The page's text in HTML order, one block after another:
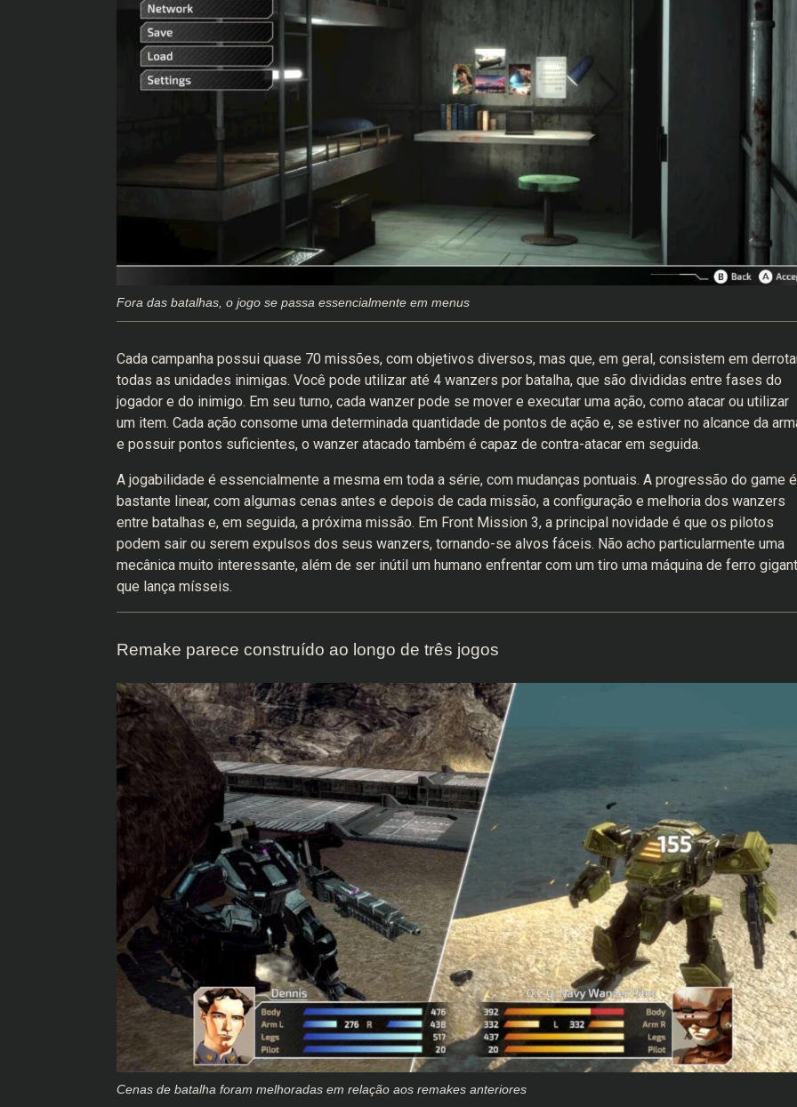
Fora das batalhas, o jogo se passa essencialmente em menus
Cada campanha possui quase 70 missões, com objetivos diversos, mas que, em geral, consistem em
todas as unidades inimigas. Você pode utilizar até 4 wanzers por batalha, que são divididas entre fases do
jogador e do inimigo. Em seu turno, cada wanzer pode se mover e executar uma ação, como atacar ou utilizar
um item. Cada ação consome uma determinada quantidade de pontos de ação e, se estiver no alcance da
e possuir pontos suficientes, o wanzer atacado também é capaz de contra-atacar em seguida.
A jogabilidade é essencialmente a mesma em toda a série, com mudanças pontuais. A progressão do game é
bastante linear, com algumas cenas antes e depois de cada missão, a configuração e melhoria dos wanzers
entre batalhas e, em seguida, a próxima missão. Em Front Mission 3, a principal novidade é que os pilotos
podem sair ou serem expulsos dos seus wanzers, tornando-se alvos fáceis. Não acho particularmente uma
mecânica muito interessante, além de ser inútil um humano enfrentar com um tiro uma máquina de ferro
que lança mísseis.
Remake parece construído ao longo de três jogos
Cenas de batalha foram melhoradas em relação aos remakes anteriores